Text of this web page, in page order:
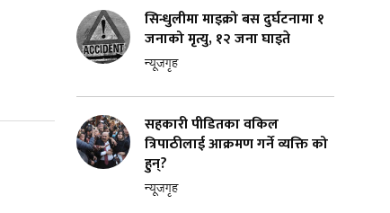
सिन्धुलीमा माइक्रो बस दुर्घटनामा १
जनाको मृत्यु, १२ जना घाइते
न्यूजगृह
सहकारी पीडितका वकिल
त्रिपाठीलाई आक्रमण गर्ने व्यक्ति को
हुन्?
न्यूजगृह